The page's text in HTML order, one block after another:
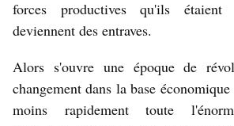
forces productives qu'ils
deviennent des entraves.
Alors s'ouvre une époque de
changement dans la base
moins rapidement toute